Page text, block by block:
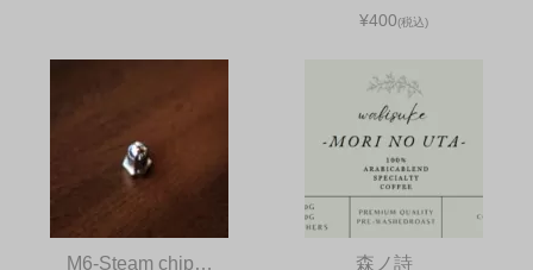
¥400(税込)
M6-Steam chip… 森ノ詩